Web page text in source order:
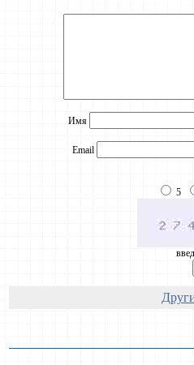
Имя
Email
5